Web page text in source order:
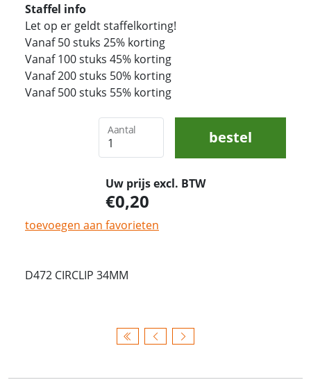
Staffel info
Let op er geldt staffelkorting!
Vanaf 50 stuks 25% korting
Vanaf 100 stuks 45% korting
Vanaf 200 stuks 50% korting
Vanaf 500 stuks 55% korting
Aantal bestel
Uw prijs excl. BTW
0,20
toevoegen aan favorieten
D472 CIRCLIP 34MM